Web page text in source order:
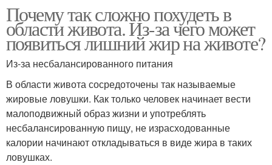
Почему так сложно похудеть в
области живота. Из-за чего может
появиться лишний жир на животе?
Из-за несбалансированного питания
В области живота сосредоточены так называемые
жировые ловушки. Как только человек начинает вести
малоподвижный образ жизни и употреблять
несбалансированную пищу, не израсходованные
калории начинают откладываться в виде жира в таких
ловушках.